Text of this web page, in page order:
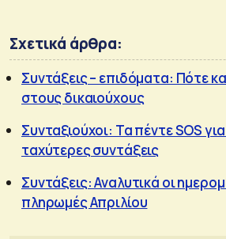
Σχετικά άρθρα:
Συντάξεις – επιδόματα: Πότε
στους δικαιούχους
Συνταξιούχοι: Τα πέντε SOS
ταχύτερες συντάξεις
Συντάξεις: Αναλυτικά οι
πληρωμές Απριλίου